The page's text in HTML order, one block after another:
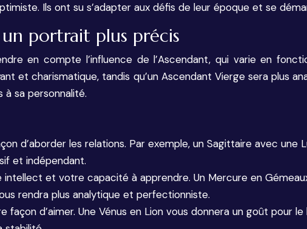
Ils ont su s’adapter aux défis de leur époque et se
portrait plus précis
en compte l’influence de l’Ascendant, qui varie en
et charismatique, tandis qu’un Ascendant Vierge sera plus
sa personnalité.
d’aborder les relations. Par exemple, un Sagittaire avec
et indépendant.
et votre capacité à apprendre. Un Mercure en
rendra plus analytique et perfectionniste.
d’aimer. Une Vénus en Lion vous donnera un goût pour le